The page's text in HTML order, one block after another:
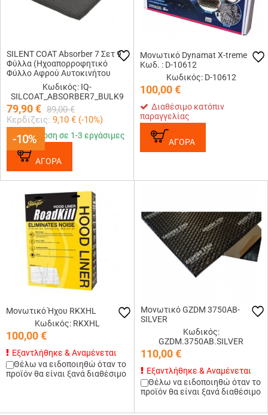
-10%
SILENT COAT Absorber 7 Σετ 9
Φύλλα (Ηχοαπορροφητικό
Φύλλο Αφρού Αυτοκινήτου
600x500mm)Κωδικός: IQ-
SILCOAT_ABSORBER7_BULK9
79,90€ 89,00 €
Κερδίζεις: 9,10 € (-10%)
-10%
Παράδοση σε 1-3 εργάσιμες
ΑΓΟΡΑ
Μονωτικό Dynamat X-treme
Κωδ. : D-10612
Κωδικός: D-10612
100,00€
Διαθέσιμο κατόπιν
παραγγελίας
ΑΓΟΡΑ
Μονωτικό Ήχου RKXHL
Κωδικός: RKXHL
100,00€
Εξαντλήθηκε & Αναμένεται
Θέλω να ειδοποιηθώ όταν το
προϊόν θα είναι ξανά διαθέσιμο
Μονωτικό GZDM 3750AB-
SILVER
Κωδικός:
GZDM.3750AB.SILVER
110,00€
Εξαντλήθηκε & Αναμένεται
Θέλω να ειδοποιηθώ όταν το
προϊόν θα είναι ξανά διαθέσιμο